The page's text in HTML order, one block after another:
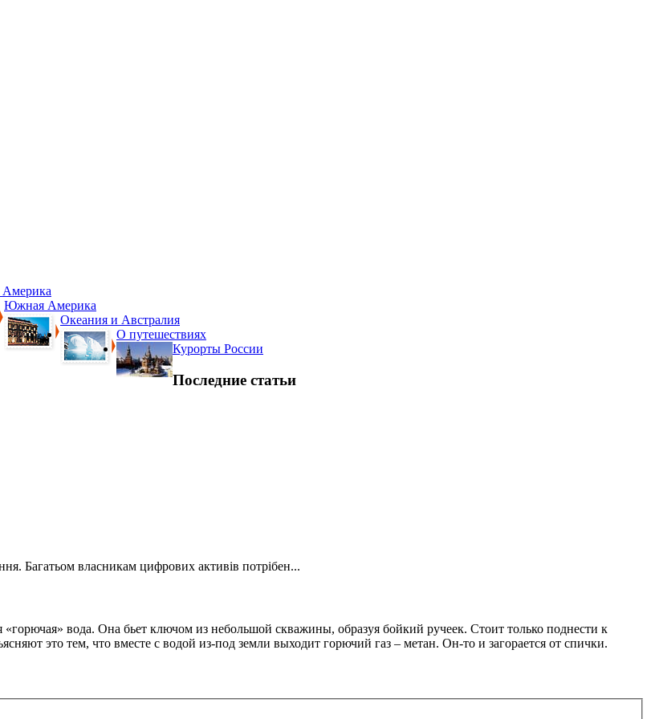
Америка
Южная Америка
Океания и Австралия
О путешествиях
Курорты России
Последние статьи
Багатьом власникам цифрових активів потрібен...
вода. Она бьет ключом из небольшой скважины, образуя бойкий ручеек. Стоит только поднести к
это тем, что вместе с водой из-под земли выходит горючий газ – метан. Он-то и загорается от спички.